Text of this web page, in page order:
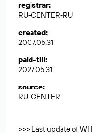
registrar:
RU-CENTER-RU
created:
2007.05.31
paid-till:
2027.05.31
source:
RU-CENTER
>>> Last update of